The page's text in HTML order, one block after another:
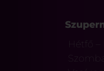
Hétfő –